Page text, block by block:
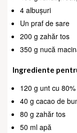
4 albușuri
Un praf de sare
200 g zahăr tos
350 g nucă
Ingrediente
120 g unt cu
40 g cacao de
80 g zahăr tos
50 ml apă